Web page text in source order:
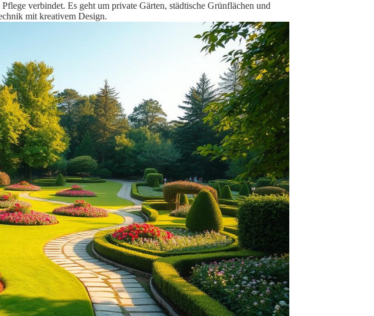
verbindet. Es geht um private Gärten, städtische Grünflächen und
mit kreativem Design.